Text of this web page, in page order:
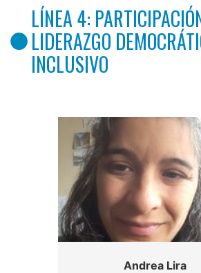
LÍNEA 4:
LIDERAZGO
INCLUSIVO
Andrea Lira